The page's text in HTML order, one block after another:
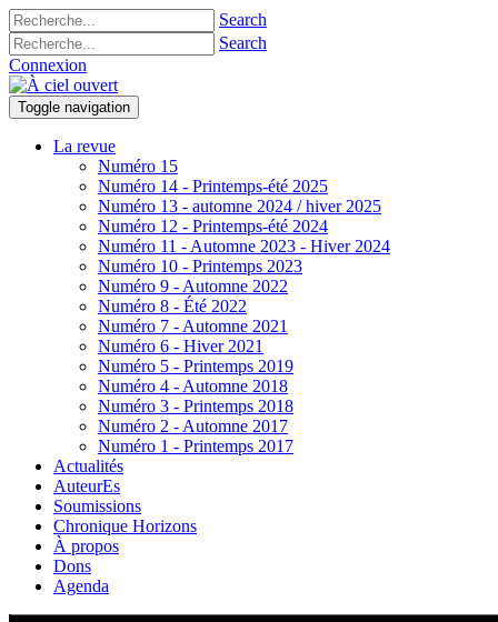
Search
Search
Connexion
Toggle navigation
La revue
Numéro 15
Numéro 14 - Printemps-été 2025
Numéro 13 - automne 2024 / hiver 2025
Numéro 12 - Printemps-été 2024
Numéro 11 - Automne 2023 - Hiver 2024
Numéro 10 - Printemps 2023
Numéro 9 - Automne 2022
Numéro 8 - Été 2022
Numéro 7 - Automne 2021
Numéro 6 - Hiver 2021
Numéro 5 - Printemps 2019
Numéro 4 - Automne 2018
Numéro 3 - Printemps 2018
Numéro 2 - Automne 2017
Numéro 1 - Printemps 2017
Actualités
AuteurEs
Soumissions
Chronique Horizons
À propos
Dons
Agenda